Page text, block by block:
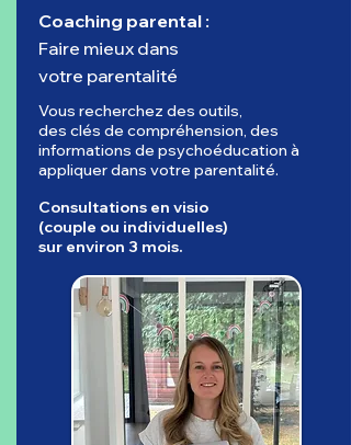
Coaching parental :
Faire mieux dans
votre parentalité
Vous recherchez des outils,
des clés de compréhension, des
informations de psychoéducation à
appliquer dans votre parentalité.
Consultations en visio
(couple ou individuelles)
sur environ 3 mois.